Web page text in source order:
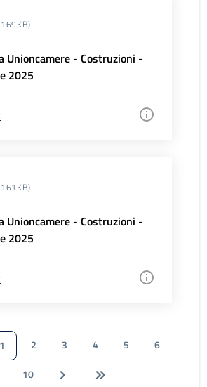
Unioncamere - Costruzioni -
2025
Unioncamere - Costruzioni -
2025
1 2 3 4 5
6
10